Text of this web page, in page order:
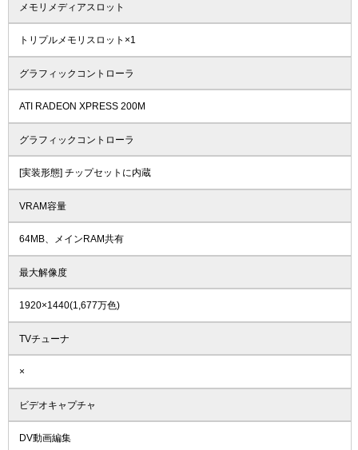
メモリメディアスロット
トリプルメモリスロット×1
グラフィックコントローラ
ATI RADEON XPRESS 200M
グラフィックコントローラ
[実装形態] チップセットに内蔵
VRAM容量
64MB、メインRAM共有
最大解像度
1920×1440(1,677万色)
TVチューナ
×
ビデオキャプチャ
DV動画編集